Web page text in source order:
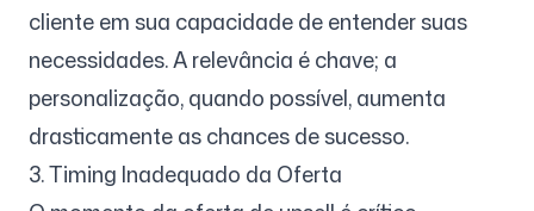
cliente em sua capacidade de entender suas
necessidades. A relevância é chave; a
personalização, quando possível, aumenta
drasticamente as chances de sucesso.
3. Timing Inadequado da Oferta